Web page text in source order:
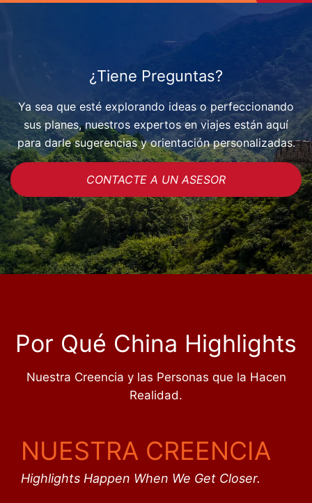
¿Tiene Preguntas?
Ya sea que esté explorando ideas o perfeccionando
sus planes, nuestros expertos en viajes están aquí
para darle sugerencias y orientación personalizadas.
CONTACTE A UN ASESOR
Por Qué China Highlights
Nuestra Creencia y las Personas que la Hacen
Realidad.
NUESTRA CREENCIA
Highlights Happen When We Get Closer.